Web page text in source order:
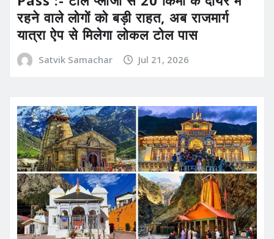
रहने वाले लोगों को बड़ी राहत, अब राजमार्ग
यात्रा ऐप से मिलेगा लोकल टोल पास
Satvik Samachar Jul 21, 2026